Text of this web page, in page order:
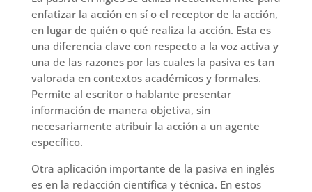
enfatizar la acción en sí o el receptor de la acción,
en lugar de quién o qué realiza la acción. Esta es
una diferencia clave con respecto a la voz activa y
una de las razones por las cuales la pasiva es tan
valorada en contextos académicos y formales.
Permite al escritor o hablante presentar
información de manera objetiva, sin
necesariamente atribuir la acción a un agente
específico.
Otra aplicación importante de la pasiva en inglés
es en la redacción científica y técnica. En estos